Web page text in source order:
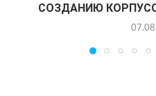
СОЗДАНИЮ